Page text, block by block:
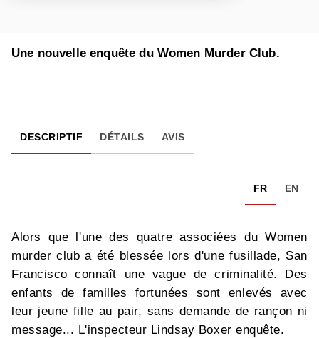
Une nouvelle enquête du Women Murder Club.
DESCRIPTIF DÉTAILS AVIS
FR EN
Alors que l'une des quatre associées du Women
murder club a été blessée lors d'une fusillade, San
Francisco connaît une vague de criminalité. Des
enfants de familles fortunées sont enlevés avec
leur jeune fille au pair, sans demande de rançon ni
message... L'inspecteur Lindsay Boxer enquête.